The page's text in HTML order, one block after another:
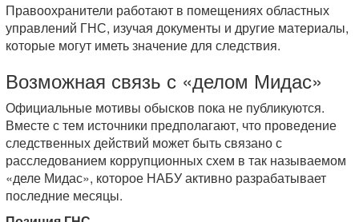
Правоохранители работают в помещениях областных
управлений ГНС, изучая документы и другие материалы,
которые могут иметь значение для следствия.
Возможная связь с «делом Мидас»
Официальные мотивы обысков пока не публикуются.
Вместе с тем источники предполагают, что проведение
следственных действий может быть связано с
расследованием коррупционных схем в так называемом
«деле Мидас», которое НАБУ активно разрабатывает
последние месяцы.